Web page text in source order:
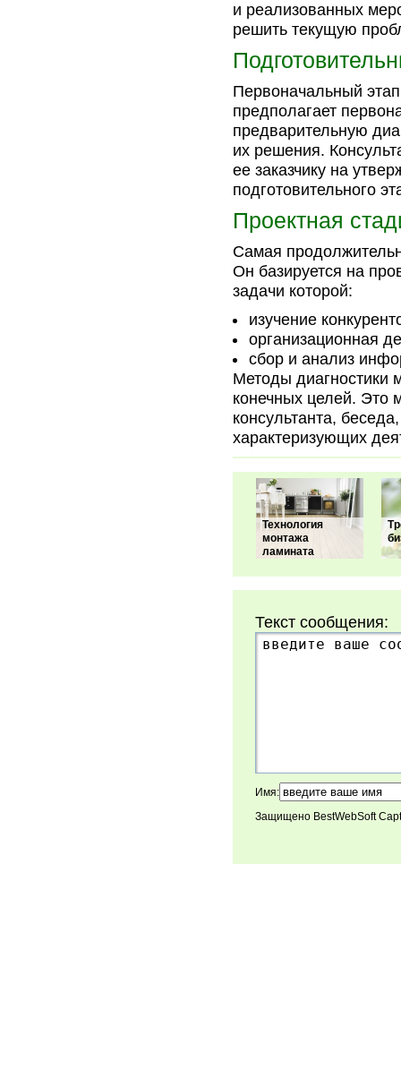
и реализованных
решить текущую
Первоначальный
предполагает
предварительную
их решения.
ее заказчику на
подготовительного
Проектная
Самая
Он базируется на
задачи которой:
изучение
организационная
сбор и анализ
Методы диагностики
конечных целей. Это
консультанта,
характеризующих
Технология
монтажа
ламината
Текст сообщения:
Имя:
Защищено BestWebSoft